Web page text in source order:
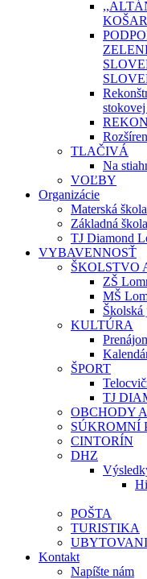
TLAČIVÁ
Na
VOĽBY
Organizácie
Materská škola
Základná škola
TJ Diamond
VYBAVENNOSŤ
ŠKOLSTVO
ZŠ
MŠ
Školská
KULTÚRA
ŠPORT
TJ
OBCHODY
SÚKROMNÍ
CINTORÍN
DHZ
POŠTA
TURISTIKA
Kontakt
Napíšte nám